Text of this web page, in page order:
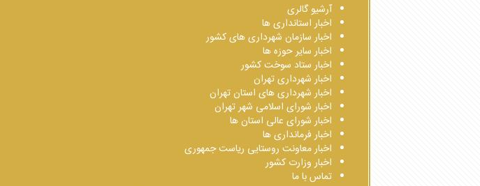
آرشیو گالری
اخبار استانداری ها
اخبار سازمان شهرداری های کشور
اخبار سایر حوزه ها
اخبار ستاد سوخت کشور
اخبار شهرداری تهران
اخبار شهرداری های استان تهران
اخبار شورای اسلامی شهر تهران
اخبار شورای عالی استان ها
اخبار فرمانداری ها
اخبار معاونت روستایی ریاست جمهوری
اخبار وزارت کشور
تماس با ما